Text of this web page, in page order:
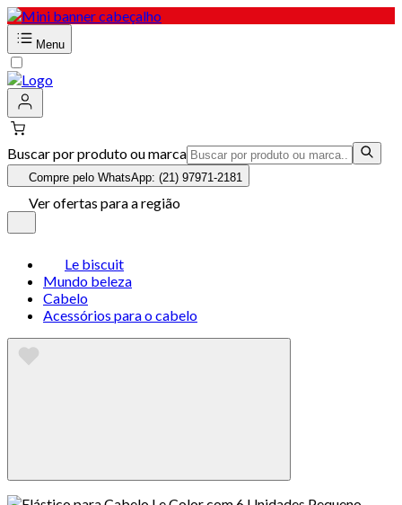
Menu
Buscar por produto ou marca
Compre pelo WhatsApp: (21) 97971-2181
Ver ofertas para a região
Le biscuit
Mundo beleza
Cabelo
Acessórios para o cabelo